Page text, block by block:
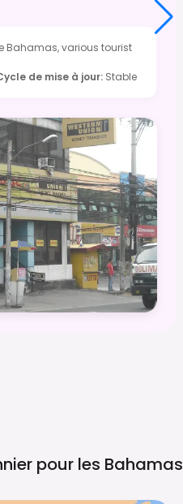
Bahamas, various tourist
de mise à jour: Stable
pour les Bahamas